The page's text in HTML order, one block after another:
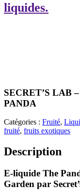
liquides.
SECRET’S LAB
PANDA
Catégories : Fruité,
fruité, fruits exotiques
Description
E-liquide The
Garden par